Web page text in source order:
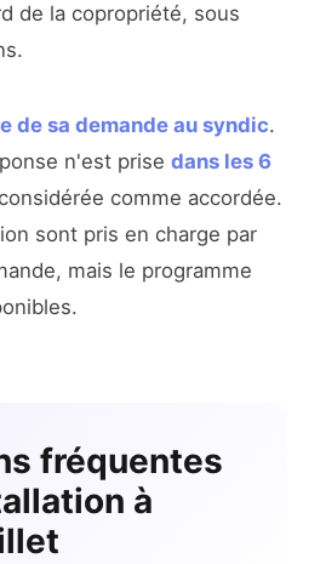
de la copropriété, sous
de sa demande au syndic.
n'est prise dans les 6
comme accordée.
sont pris en charge par
mais le programme
fréquentes
à